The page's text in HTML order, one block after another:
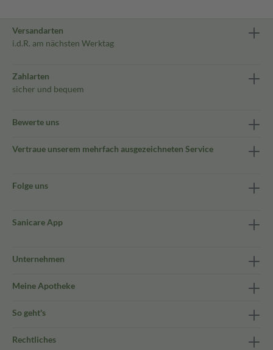
Versandarten
i.d.R. am nächsten Werktag
Zahlarten
sicher und bequem
Bewerte uns
Vertraue unserem mehrfach ausgezeichneten Service
Folge uns
Sanicare App
Unternehmen
Meine Apotheke
So geht's
Rechtliches